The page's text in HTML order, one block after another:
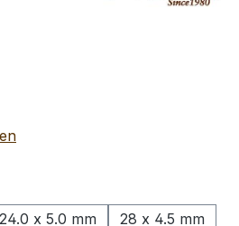
24.0 x 5.0 mm
28 x 4.5 mm